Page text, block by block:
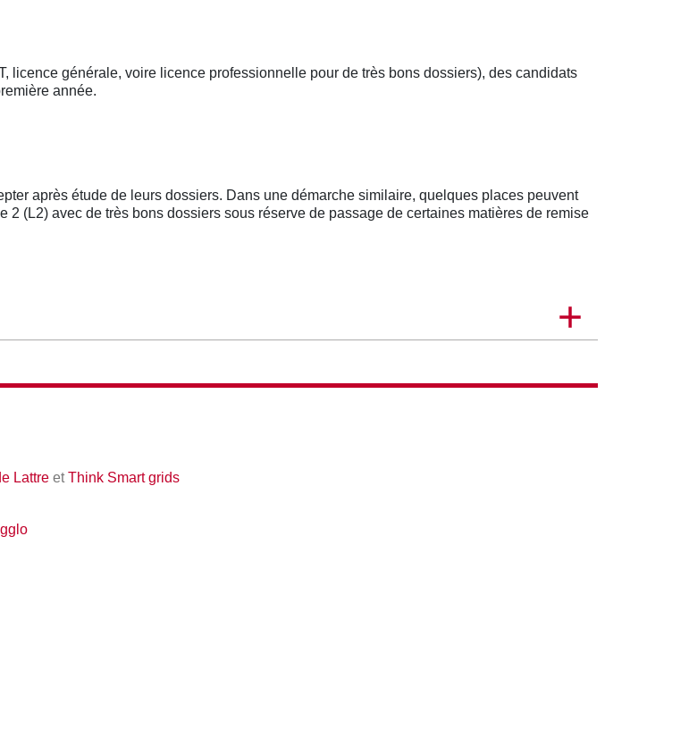
licence générale, voire licence professionnelle pour de très bons dossiers), des candidats
année.
après étude de leurs dossiers. Dans une démarche similaire, quelques places peuvent
(L2) avec de très bons dossiers sous réserve de passage de certaines matières de remise
Lattre etThink Smart grids